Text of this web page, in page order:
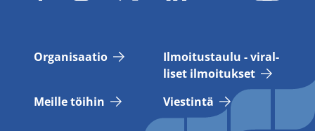
Or­ga­ni­saa­tio
Il­moi­tus­tau­lu - vi­ral­
li­set il­moi­tuk­set
Meil­le töi­hin
Vies­tin­tä